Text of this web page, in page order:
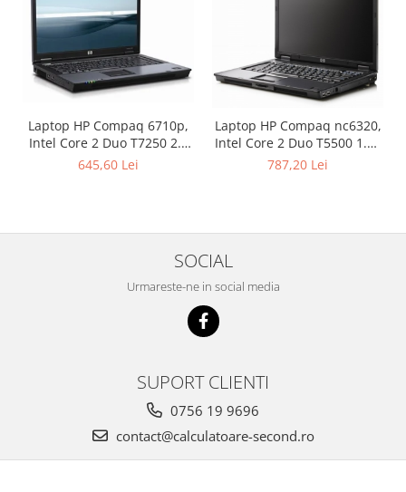
Laptop HP Compaq 6710p,
Intel Core 2 Duo T7250 2.0
GHz, 2 GB DDR2, 80 GB HDD
645,60 Lei
Laptop HP Compaq nc6320,
Intel Core 2 Duo T5500 1.66
GHz, 1 GB DDR2, 80 GB HDD
787,20 Lei
SOCIAL
Urmareste-ne in social media
SUPORT CLIENTI
0756 19 9696
contact@calculatoare-second.ro